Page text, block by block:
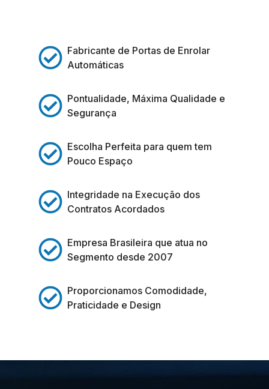
Fabricante de Portas de Enrolar
Automáticas
Pontualidade, Máxima Qualidade e
Segurança
Escolha Perfeita para quem tem
Pouco Espaço
Integridade na Execução dos
Contratos Acordados
Empresa Brasileira que atua no
Segmento desde 2007
Proporcionamos Comodidade,
Praticidade e Design